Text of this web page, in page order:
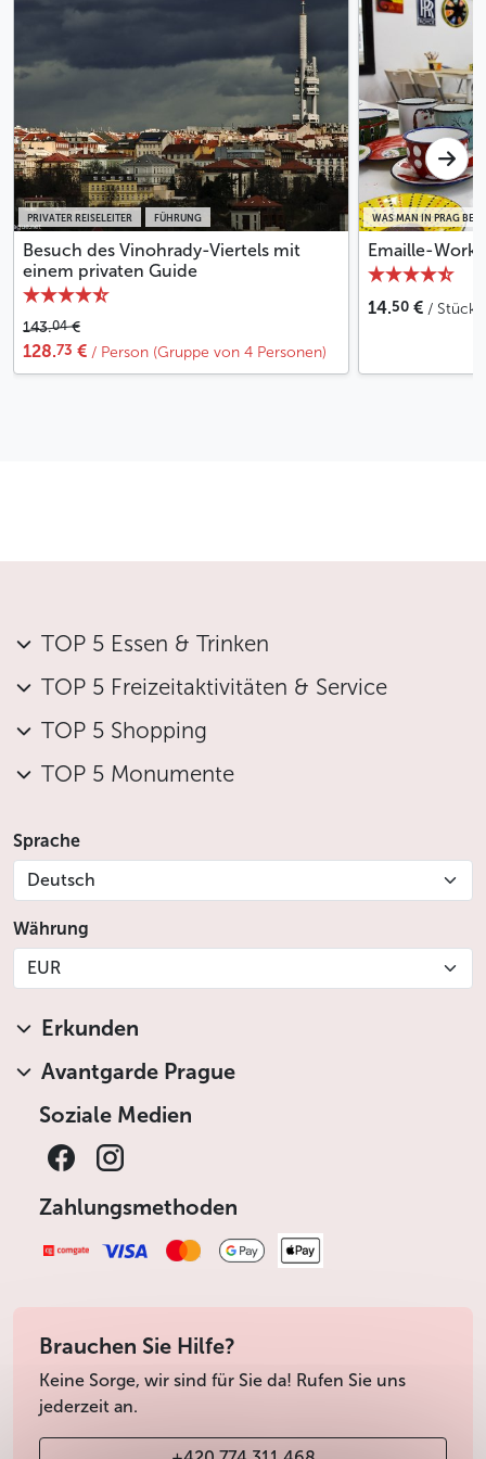
Treffen Sie Ihren Reiseleiter an der Rezeption
Ihres Hotels oder an einem anderen vorher
vereinbarten Ort
Weniger
PRIVATER REISELEITER FÜHRUNG
Besuch des Vinohrady-Viertels mit
einem privaten Guide
143.04€
128.73 € / Person (Gruppe von 4 Personen)
WAS MAN IN PRAG BEI
Emaille-
14.50 € / Stück
TOP 5 Essen & Trinken
TOP 5 Freizeitaktivitäten & Service
TOP 5 Shopping
TOP 5 Monumente
Sprache
Deutsch
Währung
EUR
Erkunden
Avantgarde Prague
Soziale Medien
Zahlungsmethoden
Brauchen Sie Hilfe?
Keine Sorge, wir sind für Sie da! Rufen Sie uns
jederzeit an.